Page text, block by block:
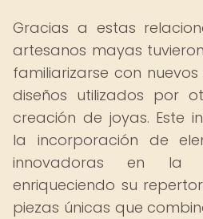
Gracias a estas
artesanos mayas
familiarizarse con
diseños utilizados por
creación de joyas. Este
la incorporación de
innovadoras en la
enriqueciendo su
piezas únicas que